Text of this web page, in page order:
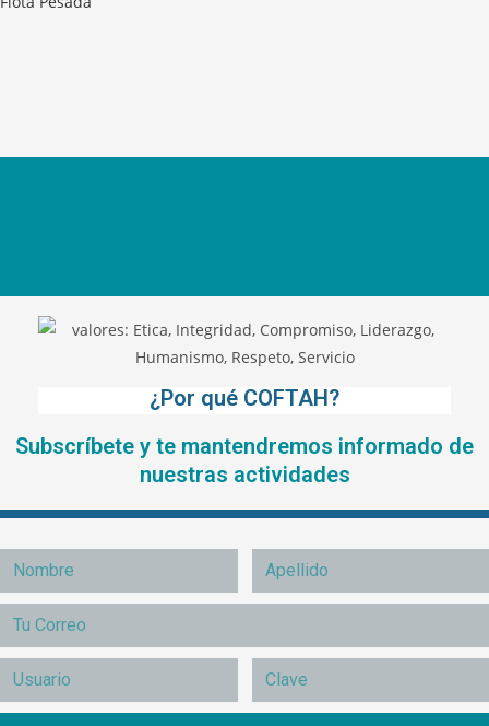
¿Por qué COFTAH?
Subscríbete y te mantendremos informado de
nuestras actividades